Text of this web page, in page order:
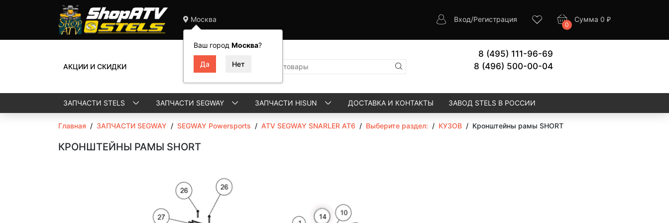
Москва
Ваш город Москва?
Вход/Регистрация
0
Сумма 0 ₽
АКЦИИ И СКИДКИ
8 (495) 111-96-69
8 (496) 500-00-04
ЗАПЧАСТИ STELS ЗАПЧАСТИ SEGWAY ЗАПЧАСТИ HISUN ДОСТАВКА И КОНТАКТЫ ЗАВОД STELS В РОССИИ
Главная / ЗАПЧАСТИ SEGWAY / SEGWAY Powersports / ATV SEGWAY SNARLER AT6 / Выберите раздел: / КУЗОВ / Кронштейны рамы SHORT
КРОНШТЕЙНЫ РАМЫ SHORT
More